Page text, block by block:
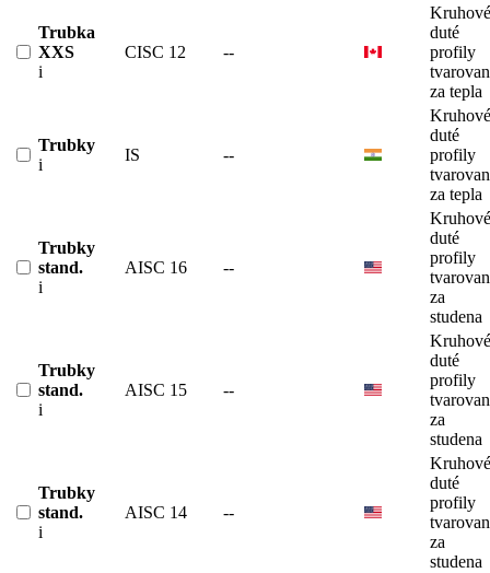
Trubka
XXS
i
CISC 12 --
Kruhové
duté
profily
za tepla
Trubky
i
IS --
Kruhové
duté
profily
za tepla
Trubky
stand.
i
AISC 16 --
Kruhové
duté
profily
za
studena
Trubky
stand.
i
AISC 15 --
Kruhové
duté
profily
za
studena
Trubky
stand.
i
AISC 14 --
Kruhové
duté
profily
za
studena